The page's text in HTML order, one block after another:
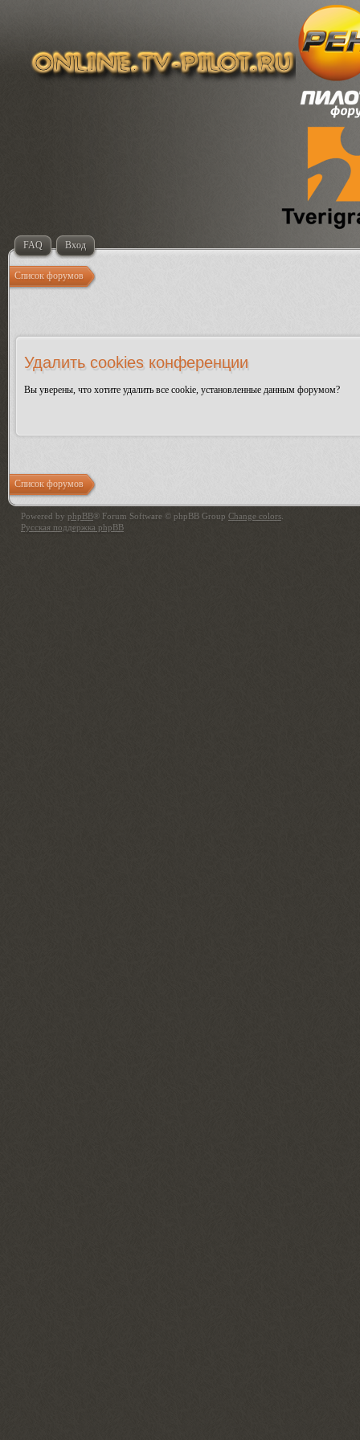
FAQ Вход
Список форумов
Удалить cookies конференции
Вы уверены, что хотите удалить все cookie, установленные данным форумом?
Список форумов
Powered by phpBB® Forum Software © phpBB Group Change colors
Русская поддержка phpBB